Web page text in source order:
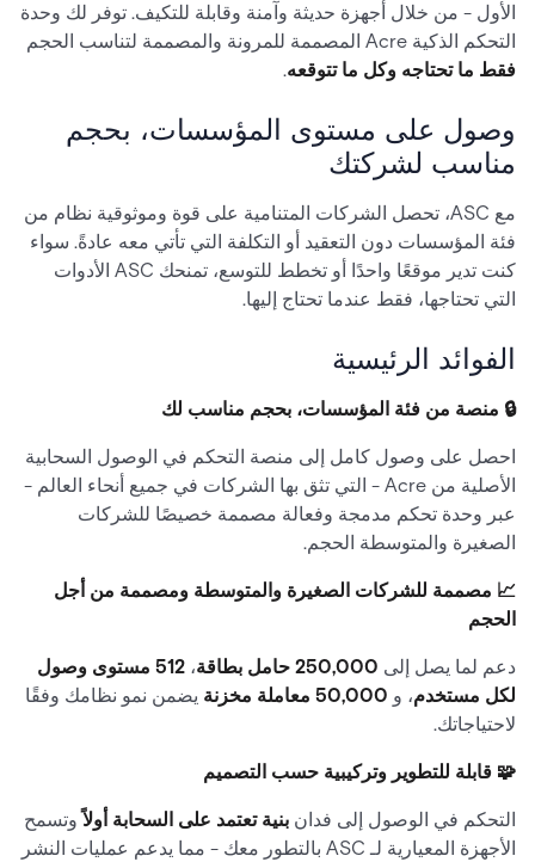
الأول - من خلال أجهزة حديثة وآمنة وقابلة للتكيف. توفر لك وحدة
التحكم الذكية Acre المصممة للمرونة والمصممة لتناسب الحجم
فقط ما تحتاجه وكل ما تتوقعه.
وصول على مستوى المؤسسات، بحجم
مناسب لشركتك
مع ASC، تحصل الشركات المتنامية على قوة وموثوقية نظام من
فئة المؤسسات دون التعقيد أو التكلفة التي تأتي معه عادةً. سواء
كنت تدير موقعًا واحدًا أو تخطط للتوسع، تمنحك ASC الأدوات
التي تحتاجها، فقط عندما تحتاج إليها.
الفوائد الرئيسية
🔒 منصة من فئة المؤسسات، بحجم مناسب لك
احصل على وصول كامل إلى منصة التحكم في الوصول السحابية
الأصلية من Acre - التي تثق بها الشركات في جميع أنحاء العالم -
عبر وحدة تحكم مدمجة وفعالة مصممة خصيصًا للشركات
الصغيرة والمتوسطة الحجم.
📈 مصممة للشركات الصغيرة والمتوسطة ومصممة من أجل
الحجم
دعم لما يصل إلى 250,000 حامل بطاقة ،
512 مستوى وصول
لكل مستخدم، و 50,000 معاملة مخزنة
يضمن نمو نظامك وفقًا
لاحتياجاتك.
🧩 قابلة للتطوير وتركيبية حسب التصميم
التحكم في الوصول إلى فدان بنية تعتمد على السحابة أولاًوتسمح
الأجهزة المعيارية لـ ASC بالتطور معك - مما يدعم عمليات النشر